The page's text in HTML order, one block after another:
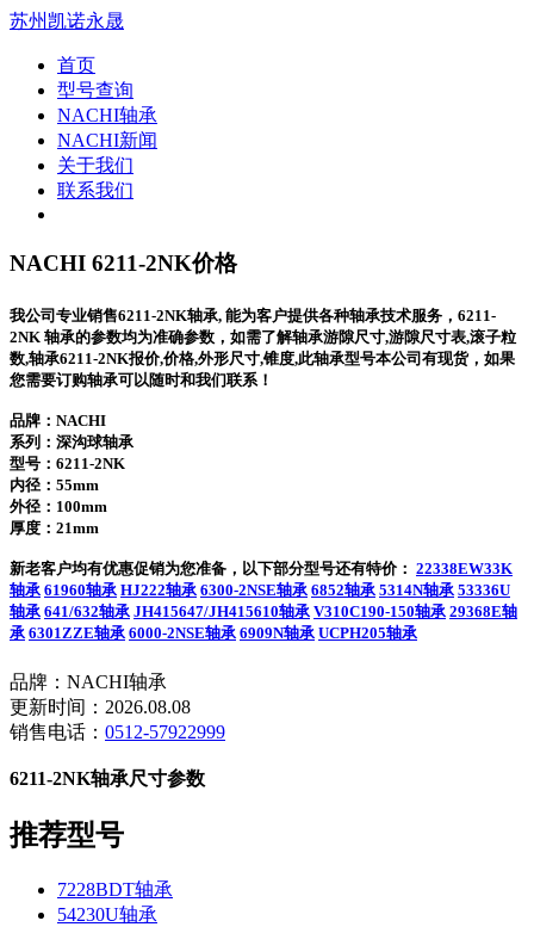
苏州凯诺永晟
首页
型号查询
NACHI轴承
NACHI新闻
关于我们
联系我们
NACHI 6211-2NK价格
我公司专业销售6211-2NK轴承, 能为客户提供各种轴承技术服务，6211-
2NK 轴承的参数均为准确参数，如需了解轴承游隙尺寸,游隙尺寸表,滚子粒
数,轴承6211-2NK报价,价格,外形尺寸,锥度,此轴承型号本公司有现货，如果
您需要订购轴承可以随时和我们联系！
品牌：NACHI
系列：深沟球轴承
型号： 6211-2NK
内径：55mm
外径：100mm
厚度：21mm
新老客户均有优惠促销为您准备，以下部分型号还有特价： 22338EW33K
轴承 61960轴承 HJ222轴承 6300-2NSE轴承 6852轴承 5314N轴承 53336U
轴承 641/632轴承 JH415647/JH415610轴承 V310C190-150轴承 29368E轴
承 6301ZZE轴承 6000-2NSE轴承 6909N轴承 UCPH205轴承
品牌：NACHI轴承
更新时间：2026.08.08
销售电话： 0512-57922999
6211-2NK轴承尺寸参数
推荐型号
7228BDT轴承
54230U轴承